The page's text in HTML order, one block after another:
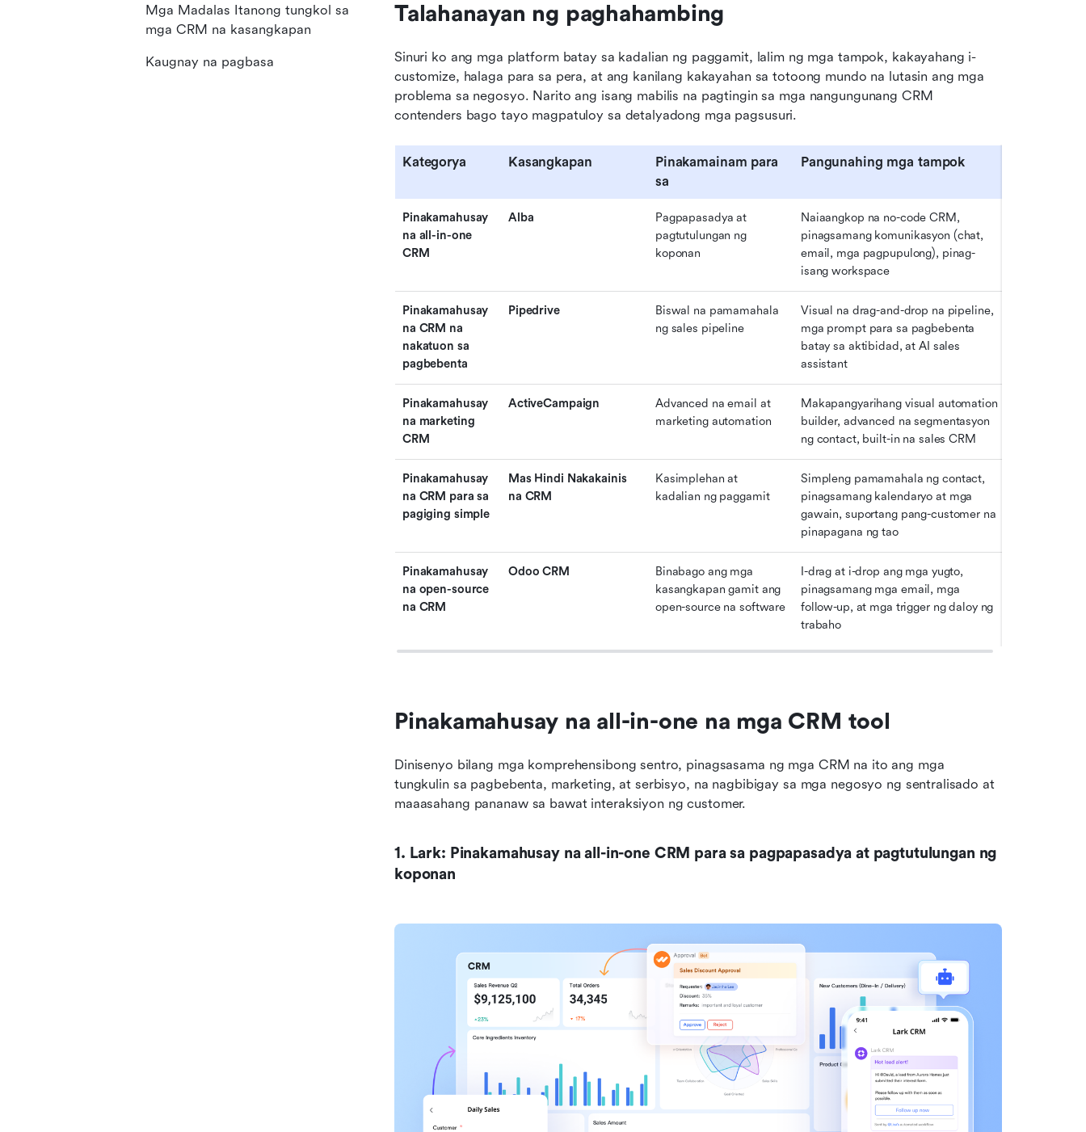
Talahanayan ng paghahambing
Sinuri ko ang mga platform batay sa kadalian ng paggamit, lalim ng mga tampok, kakayahang i-
customize, halaga para sa pera, at ang kanilang kakayahan sa totoong mundo na lutasin ang mga
problema sa negosyo. Narito ang isang mabilis na pagtingin sa mga nangungunang CRM
contenders bago tayo magpatuloy sa detalyadong mga pagsusuri.
Kategorya Kasangkapan
Pinakamainam para
sa
Pangunahing mga tampok
Pinakamahusay
na all-in-one
CRM
Alba
Pagpapasadya at
pagtutulungan ng
koponan
Naiaangkop na no-code CRM,
pinagsamang komunikasyon (chat,
email, mga pagpupulong), pinag-
isang workspace
Pinakamahusay
na CRM na
nakatuon sa
pagbebenta
Pipedrive
Biswal na pamamahala
ng sales pipeline
Visual na drag-and-drop na pipeline,
mga prompt para sa pagbebenta
batay sa aktibidad, at AI sales
assistant
Pinakamahusay
na marketing
CRM
ActiveCampaign
Advanced na email at
marketing automation
Makapangyarihang visual automation
builder, advanced na segmentasyon
ng contact, built-in na sales CRM
Pinakamahusay
na CRM para sa
pagiging simple
Mas Hindi Nakakainis
na CRM
Kasimplehan at
kadalian ng paggamit
Simpleng pamamahala ng contact,
pinagsamang kalendaryo at mga
gawain, suportang pang-customer na
pinapagana ng tao
Pinakamahusay
na open-source
na CRM
Odoo CRM
Binabago ang mga
kasangkapan gamit ang
open-source na software
I-drag at i-drop ang mga yugto,
pinagsamang mga email, mga
follow-up, at mga trigger ng daloy ng
trabaho
Pinakamahusay na all-in-one na mga CRM tool
Dinisenyo bilang mga komprehensibong sentro, pinagsasama ng mga CRM na ito ang mga
tungkulin sa pagbebenta, marketing, at serbisyo, na nagbibigay sa mga negosyo ng sentralisado at
maaasahang pananaw sa bawat interaksiyon ng customer.
1. Lark: Pinakamahusay na all-in-one CRM para sa pagpapasadya at pagtutulungan ng
koponan
Mga Madalas Itanong tungkol sa
mga CRM na kasangkapan
Kaugnay na pagbasa